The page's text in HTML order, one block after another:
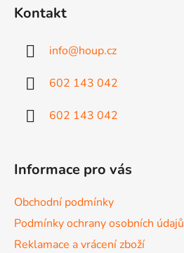
Kontakt
info@houp.cz
602 143 042
602 143 042
Informace pro vás
Obchodní podmínky
Podmínky ochrany osobních údajů
Reklamace a vrácení zboží